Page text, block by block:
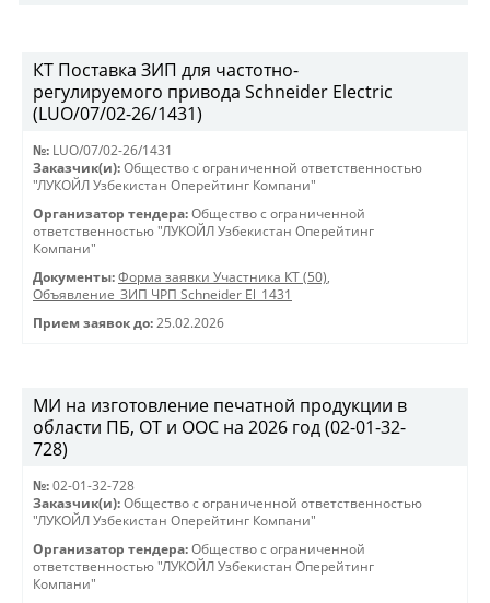
КТ Поставка ЗИП для частотно-
регулируемого привода Schneider Electric
(LUO/07/02-26/1431)
№: LUO/07/02-26/1431
Заказчик(и): Общество с ограниченной ответственностью
"ЛУКОЙЛ Узбекистан Оперейтинг Компани"
Организатор тендера: Общество с ограниченной
ответственностью "ЛУКОЙЛ Узбекистан Оперейтинг
Компани"
Документы: Форма заявки Участника КТ (50),
Объявление_ЗИП ЧРП Schneider El_1431
Прием заявок до: 25.02.2026
МИ на изготовление печатной продукции в
области ПБ, ОТ и ООС на 2026 год (02-01-32-
728)
№: 02-01-32-728
Заказчик(и): Общество с ограниченной ответственностью
"ЛУКОЙЛ Узбекистан Оперейтинг Компани"
Организатор тендера: Общество с ограниченной
ответственностью "ЛУКОЙЛ Узбекистан Оперейтинг
Компани"